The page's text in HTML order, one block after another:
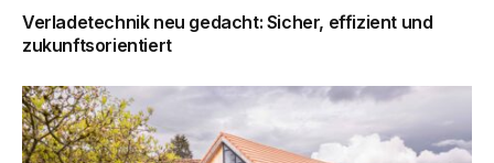
Verladetechnik neu gedacht: Sicher, effizient und
zukunftsorientiert